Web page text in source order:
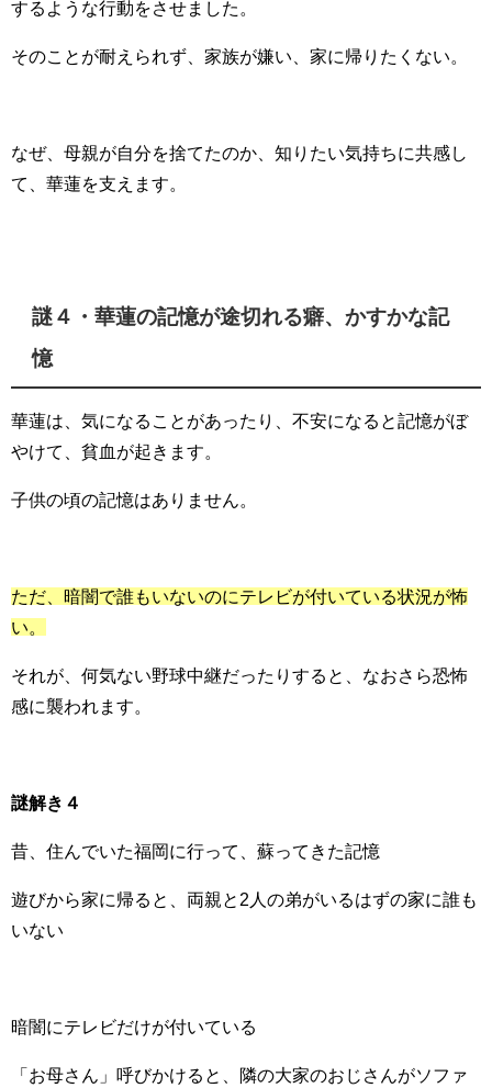
するような行動をさせました。
そのことが耐えられず、家族が嫌い、家に帰りたくない。
なぜ、母親が自分を捨てたのか、知りたい気持ちに共感し
て、華蓮を支えます。
謎４・華蓮の記憶が途切れる癖、かすかな記
憶
華蓮は、気になることがあったり、不安になると記憶がぼ
やけて、貧血が起きます。
子供の頃の記憶はありません。
ただ、暗闇で誰もいないのにテレビが付いている状況が怖
い。
それが、何気ない野球中継だったりすると、なおさら恐怖
感に襲われます。
謎解き４
昔、住んでいた福岡に行って、蘇ってきた記憶
遊びから家に帰ると、両親と2人の弟がいるはずの家に誰も
いない
暗闇にテレビだけが付いている
「お母さん」呼びかけると、隣の大家のおじさんがソファ